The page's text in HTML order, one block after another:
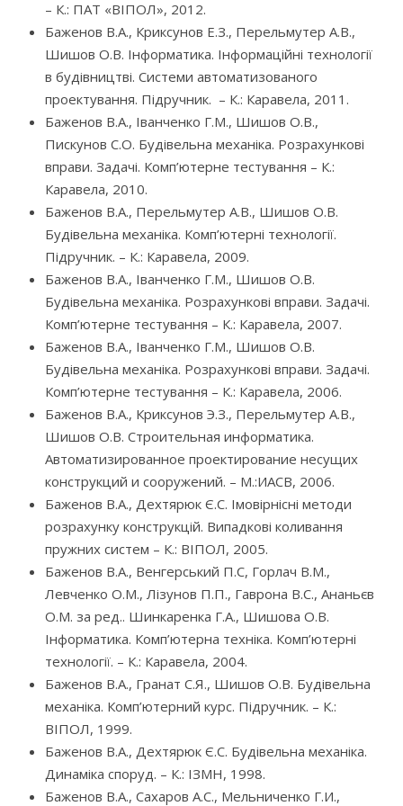
– К.: ПАТ «ВІПОЛ», 2012.
Баженов В.А., Криксунов Е.З., Перельмутер А.В.,
Шишов О.В. Інформатика. Інформаційні технології
в будівництві. Системи автоматизованого
проектування. Підручник. – К.: Каравела, 2011.
Баженов В.А., Іванченко Г.М., Шишов О.В.,
Пискунов С.О. Будівельна механіка. Розрахункові
вправи. Задачі. Комп’ютерне тестування – К.:
Каравела, 2010.
Баженов В.А., Перельмутер А.В., Шишов О.В.
Будівельна механіка. Комп’ютерні технології.
Підручник. – К.: Каравела, 2009.
Баженов В.А., Іванченко Г.М., Шишов О.В.
Будівельна механіка. Розрахункові вправи. Задачі.
Комп’ютерне тестування – К.: Каравела, 2007.
Баженов В.А., Іванченко Г.М., Шишов О.В.
Будівельна механіка. Розрахункові вправи. Задачі.
Комп’ютерне тестування – К.: Каравела, 2006.
Баженов В.А., Криксунов Э.З., Перельмутер А.В.,
Шишов О.В. Строительная информатика.
Автоматизированное проектирование несущих
конструкций и сооружений. – М.:ИАСВ, 2006.
Баженов В.А., Дехтярюк Є.С. Імовірнісні методи
розрахунку конструкцій. Випадкові коливання
пружних систем – К.: ВІПОЛ, 2005.
Баженов В.А., Венгерський П.С, Горлач В.М.,
Левченко О.М., Лізунов П.П., Гаврона В.С., Ананьєв
О.М. за ред.. Шинкаренка Г.А., Шишова О.В.
Інформатика. Комп’ютерна техніка. Комп’ютерні
технології. – К.: Каравела, 2004.
Баженов В.А., Гранат С.Я., Шишов О.В. Будівельна
механіка. Комп’ютерний курс. Підручник. – К.:
ВІПОЛ, 1999.
Баженов В.А., Дехтярюк Є.С. Будівельна механіка.
Динаміка споруд. – К.: ІЗМН, 1998.
Баженов В.А., Сахаров А.С., Мельниченко Г.И.,